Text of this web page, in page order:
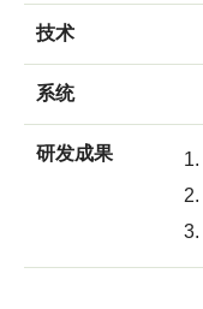
技术
系统
研发成果